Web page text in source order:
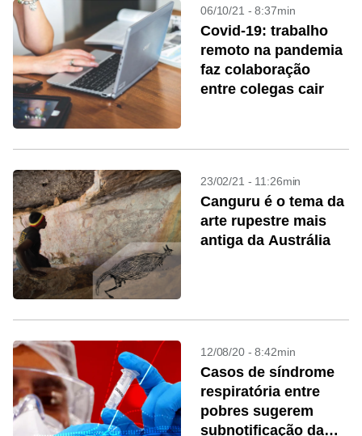
06/10/21 - 8:37min
Covid-19: trabalho
remoto na pandemia
faz colaboração
entre colegas cair
23/02/21 - 11:26min
Canguru é o tema da
arte rupestre mais
antiga da Austrália
12/08/20 - 8:42min
Casos de síndrome
respiratória entre
pobres sugerem
subnotificação da